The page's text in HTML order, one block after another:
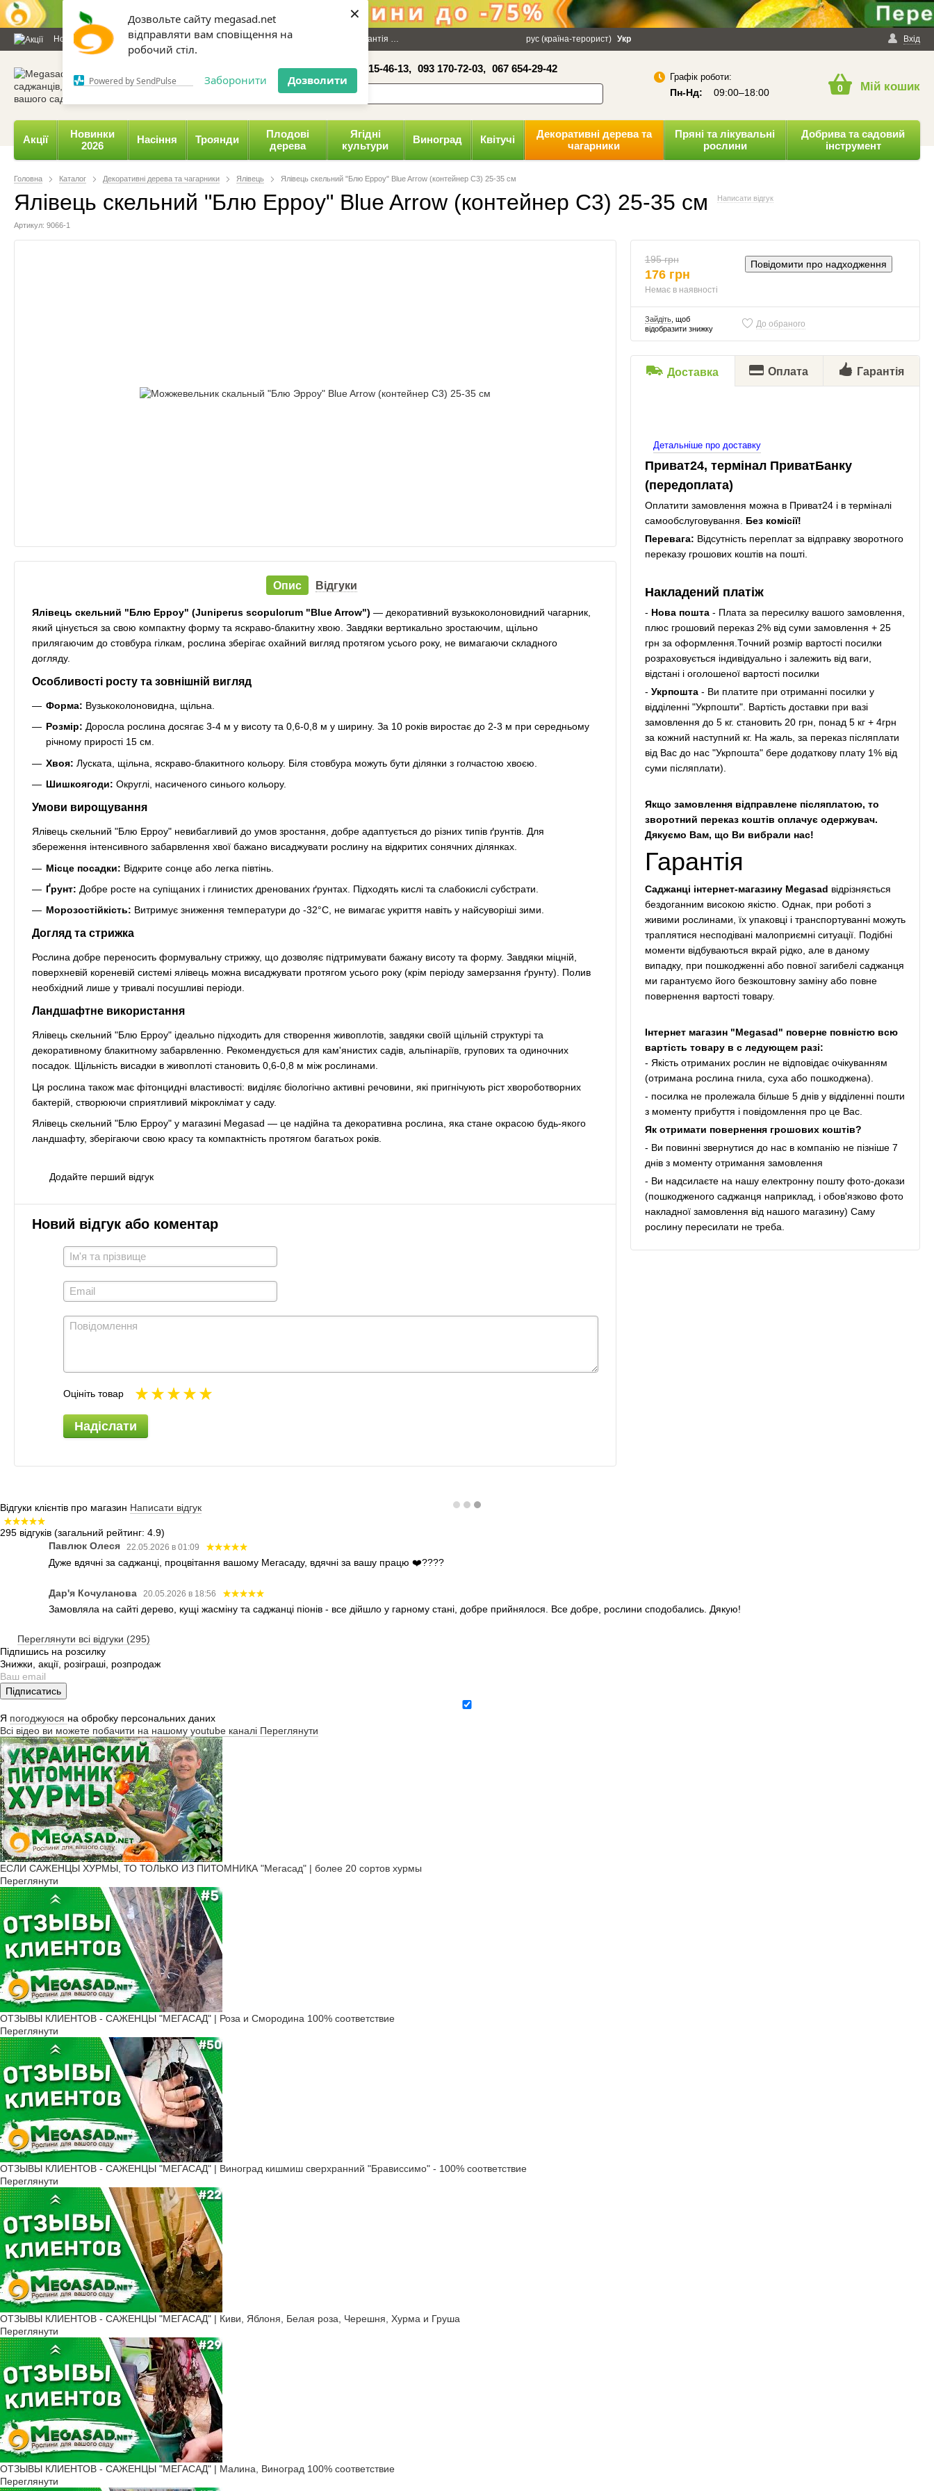
Дозвольте сайту megasad.net
відправляти вам сповіщення на
робочий стіл.
Powered by SendPulse Заборонити Дозволити
×
Новини та статті Каталог Контакти Відгуки Даруємо 100 грн Гарантія Політика конфіденційності Вхід
рус (країна-терорист) Укр
067 654-16-41, 050 515-46-13, 093 170-72-03, 067 654-29-42
Графік роботи:
Пн-Нд: 09:00–18:00 0 Мій кошик
Акції
Новинки
2026
Насіння Троянди
Плодові
дерева
Ягідні
культури
Виноград Квітучі
Декоративні дерева та
чагарники
Пряні та лікувальні
рослини
Добрива та садовий
інструмент
Головна Каталог Декоративні дерева та чагарники Ялівець Ялівець скельний "Блю Ерроу" Blue Arrow (контейнер С3) 25-35 см
Ялівець скельний "Блю Ерроу" Blue Arrow (контейнер С3) 25-35 см Написати відгук
Артикул: 9066-1
Опис Відгуки
Ялівець скельний "Блю Ерроу" (Juniperus scopulorum "Blue Arrow") — декоративний вузькоколоновидний чагарник,
який цінується за свою компактну форму та яскраво-блакитну хвою. Завдяки вертикально зростаючим, щільно
прилягаючим до стовбура гілкам, рослина зберігає охайний вигляд протягом усього року, не вимагаючи складного
догляду.
Особливості росту та зовнішній вигляд
Форма: Вузькоколоновидна, щільна.
Розмір: Доросла рослина досягає 3-4 м у висоту та 0,6-0,8 м у ширину. За 10 років виростає до 2-3 м при середньому
річному прирості 15 см.
Хвоя: Луската, щільна, яскраво-блакитного кольору. Біля стовбура можуть бути ділянки з голчастою хвоєю.
Шишкоягоди: Округлі, насиченого синього кольору.
Умови вирощування
Ялівець скельний "Блю Ерроу" невибагливий до умов зростання, добре адаптується до різних типів ґрунтів. Для
збереження інтенсивного забарвлення хвої бажано висаджувати рослину на відкритих сонячних ділянках.
Місце посадки: Відкрите сонце або легка півтінь.
Ґрунт: Добре росте на супіщаних і глинистих дренованих ґрунтах. Підходять кислі та слабокислі субстрати.
Морозостійкість: Витримує зниження температури до -32°C, не вимагає укриття навіть у найсуворіші зими.
Догляд та стрижка
Рослина добре переносить формувальну стрижку, що дозволяє підтримувати бажану висоту та форму. Завдяки міцній,
поверхневій кореневій системі ялівець можна висаджувати протягом усього року (крім періоду замерзання ґрунту). Полив
необхідний лише у тривалі посушливі періоди.
Ландшафтне використання
Ялівець скельний "Блю Ерроу" ідеально підходить для створення живоплотів, завдяки своїй щільній структурі та
декоративному блакитному забарвленню. Рекомендується для кам'янистих садів, альпінаріїв, групових та одиночних
посадок. Щільність висадки в живоплоті становить 0,6-0,8 м між рослинами.
Ця рослина також має фітонцидні властивості: виділяє біологічно активні речовини, які пригнічують ріст хвороботворних
бактерій, створюючи сприятливий мікроклімат у саду.
Ялівець скельний "Блю Ерроу" у магазині Megasad — це надійна та декоративна рослина, яка стане окрасою будь-якого
ландшафту, зберігаючи свою красу та компактність протягом багатьох років.
Додайте перший відгук
Новий відгук або коментар
Оцініть товар
Надіслати
195 грн
176 грн
Немає в наявності
Повідомити про надходження
Зайдіть, щоб
відобразити знижку
До обраного
Доставка Оплата Гарантія
Детальніше про доставку
Приват24, термінал ПриватБанку
(передоплата)
Оплатити замовлення можна в Приват24 і в терміналі
самообслуговування. Без комісії!
Перевага: Відсутність переплат за відправку зворотного
переказу грошових коштів на пошті.
Накладений платіж
- Нова пошта- Плата за пересилку вашого замовлення,
плюс грошовий переказ 2% від суми замовлення + 25
грн за оформлення.Точний розмір вартості посилки
розраховується індивідуально і залежить від ваги,
відстані і оголошеної вартості посилки
- Укрпошта- Ви платите при отриманні посилки у
відділенні "Укрпошти". Вартість доставки при вазі
замовлення до 5 кг. становить 20 грн, понад 5 кг + 4грн
за кожний наступний кг. На жаль, за переказ післяплати
від Вас до нас "Укрпошта" бере додаткову плату 1% від
суми післяплати).
Якщо замовлення відправлене післяплатою, то
зворотний переказ коштів оплачує одержувач.
Дякуємо Вам, що Ви вибрали нас!
Гарантія
Саджанці інтернет-магазину Megasad відрізняється
бездоганним високою якістю. Однак, при роботі з
живими рослинами, їх упаковці і транспортуванні можуть
траплятися несподівані малоприємні ситуації. Подібні
моменти відбуваються вкрай рідко, але в даному
випадку, при пошкодженні або повної загибелі саджанця
ми гарантуємо його безкоштовну заміну або повне
повернення вартості товару.
Інтернет магазин "Megasad" поверне повністю всю
вартість товару в с ледующем разі:
- Якість отриманих рослин не відповідає очікуванням
(отримана рослина гнила, суха або пошкоджена).
- посилка не пролежала більше 5 днів у відділенні пошти
з моменту прибуття і повідомлення про це Вас.
Як отримати повернення грошових коштів?
- Ви повинні звернутися до нас в компанію не пізніше 7
днів з моменту отримання замовлення
- Ви надсилаєте на нашу електронну пошту фото-докази
(пошкодженого саджанця наприклад, і обов'язково фото
накладної замовлення від нашого магазину) Саму
рослину пересилати не треба.
Відгуки клієнтів про магазин Написати відгук
295 відгуків (загальний рейтинг: 4.9)
Павлюк Олеся
22.05.2026 в 01:09
Дуже вдячні за саджанці, процвітання вашому Мегасаду, вдячні за вашу працю ❤️????
Дар'я Кочуланова 20.05.2026 в 18:56
Замовляла на сайті дерево, кущі жасміну та саджанці піонів - все дійшло у гарному стані, добре прийнялося. Все добре, рослини сподобались. Дякую!
Переглянути всі відгуки (295)
Підпишись на розсилку
Знижки, акції, розіграші, розпродаж
Підписатись
Я погоджуюся на обробку персональних даних
Всі відео ви можете побачити на нашому youtube каналі Переглянути
ЕСЛИ САЖЕНЦЫ ХУРМЫ, ТО ТОЛЬКО ИЗ ПИТОМНИКА "Мегасад" | более 20 сортов хурмы
Переглянути
ОТЗЫВЫ КЛИЕНТОВ - САЖЕНЦЫ "МЕГАСАД" | Роза и Смородина 100% соответствие
Переглянути
ОТЗЫВЫ КЛИЕНТОВ - САЖЕНЦЫ "МЕГАСАД" | Виноград кишмиш сверхранний "Брависсимо" - 100% соответствие
Переглянути
ОТЗЫВЫ КЛИЕНТОВ - САЖЕНЦЫ "МЕГАСАД" | Киви, Яблоня, Белая роза, Черешня, Хурма и Груша
Переглянути
ОТЗЫВЫ КЛИЕНТОВ - САЖЕНЦЫ "МЕГАСАД" | Малина, Виноград 100% соответствие
Переглянути